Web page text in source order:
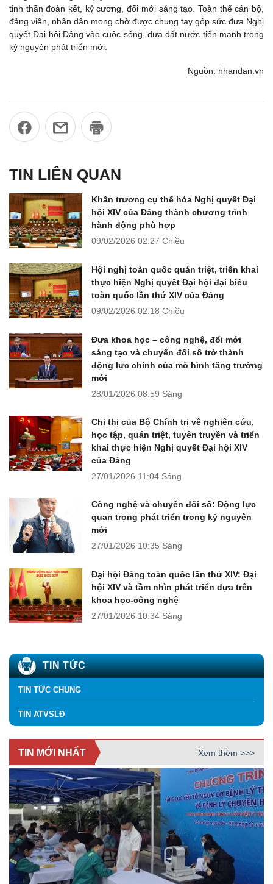
tinh thần đoàn kết, kỷ cương, đổi mới sáng tạo. Toàn thể cán bộ,
đảng viên, nhân dân mong chờ được chung tay góp sức đưa Nghị
quyết Đại hội Đảng vào cuộc sống, đưa đất nước tiến mạnh trong
kỷ nguyên phát triển mới.
Nguồn: nhandan.vn
TIN LIÊN QUAN
Khẩn trương cụ thể hóa Nghị quyết Đại
hội XIV của Đảng thành chương trình
hành động phù hợp
09/02/2026 02:27 Chiều
Hội nghị toàn quốc quán triệt, triển khai
thực hiện Nghị quyết Đại hội đại biểu
toàn quốc lần thứ XIV của Đảng
09/02/2026 02:18 Chiều
Đưa khoa học – công nghệ, đổi mới
sáng tạo và chuyển đổi số trở thành
động lực chính của mô hình tăng trưởng
mới
28/01/2026 08:59 Sáng
Chỉ thị của Bộ Chính trị về nghiên cứu,
học tập, quán triệt, tuyên truyền và triển
khai thực hiện Nghị quyết Đại hội XIV
của Đảng
27/01/2026 11:04 Sáng
Công nghệ và chuyển đổi số: Động lực
quan trọng phát triển trong kỷ nguyên
mới
27/01/2026 10:35 Sáng
Đại hội Đảng toàn quốc lần thứ XIV: Đại
hội XIV và tầm nhìn phát triển dựa trên
khoa học-công nghệ
27/01/2026 10:34 Sáng
TIN TỨC
TIN TỨC CHUNG
TIN ATVSLĐ
TIN MỚI NHẤT Xem thêm >>>